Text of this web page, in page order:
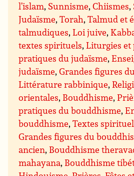
l’islam, Sunnisme,Chiismes,
Judaïsme,Torah,Talmud et
talmudiques,Loi juive,
textes spirituels,Liturgies et
pratiques du judaïsme,
judaïsme,Grandes figures
Littérature rabbinique,
orientales, Bouddhisme,
pratiques du bouddhisme,
bouddhisme,Textes
Grandes figures du
ancien, Bouddhisme
mahayana, Bouddhisme